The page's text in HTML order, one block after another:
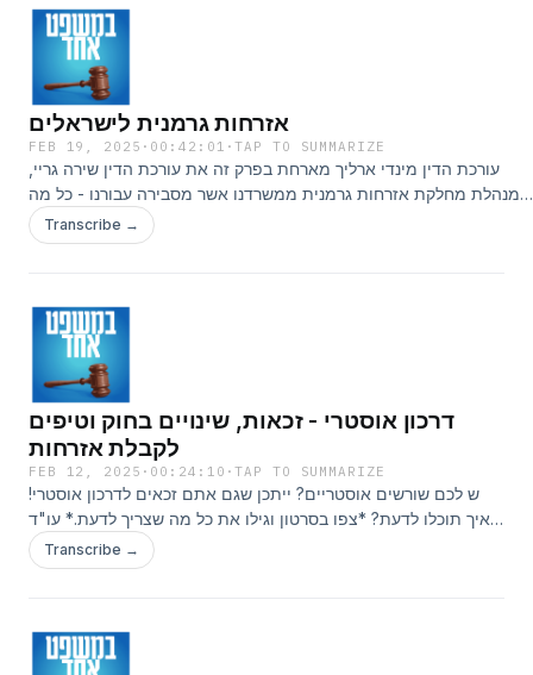
אזרחות גרמנית לישראלים
FEB 19, 2025 · 00:42:01 ·TAP TO SUMMARIZE
עורכת הדין מינדי ארליך מארחת בפרק זה את עורכת הדין שירה גריי,
מנהלת מחלקת אזרחות גרמנית ממשרדנו אשר מסבירה עבורנו - כל מה
לדעת - על הליך הוצאת דרכון גרמני עבור יהודים/ישראלים: יתרונות,
זכאות, שינויים בחוק, טיפים, שבירת מיתוסים ועוד.נתראה בפרק הבא! 🎧🎙‪
&nbsp;הפודקאסט&nbsp;🎙🎧&nbsp;&nbsp;Instagram/
&nbsp;&nbsp;/
https://www.tiktok.com/@mishpat_echad...Facebook/
&nbsp;&nbsp;/&nbsp;mishpat.echad.podcast&nbsp;&nbsp;
Transcribe →
דרכון אוסטרי - זכאות, שינויים בחוק וטיפים
לקבלת אזרחות
FEB 12, 2025 · 00:24:10 ·TAP TO SUMMARIZE
ש לכם שורשים אוסטריים? ייתכן שגם אתם זכאים לדרכון אוסטרי!
איך תוכלו לדעת? *צפו בסרטון וגילו את כל מה שצריך לדעת.* עו"ד
מיכאל דקר מארח את קיריל בלכר, פרליגל מומחה בבדיקות
ארכיוניות, לשיחה מרתקת על הדרך לקבלת האזרחות האוסטרית: ✅
אמיתיים ממקרים משפטיים מפתיעים ✅ איך חיפוש ארכיוני יכול
להיות המפתח שלכם לאזרחות? ✅ טיפים סופר חשובים שיחסכו לכם
Transcribe →